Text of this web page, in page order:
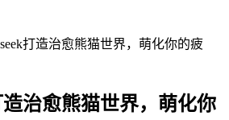
打造治愈熊猫世界，萌化你的疲
造治愈熊猫世界，萌化你